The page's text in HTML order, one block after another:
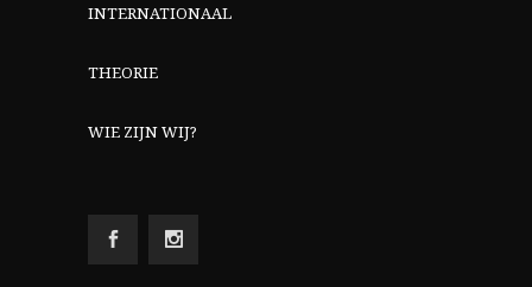
INTERNATIONAAL
THEORIE
WIE ZIJN WIJ?